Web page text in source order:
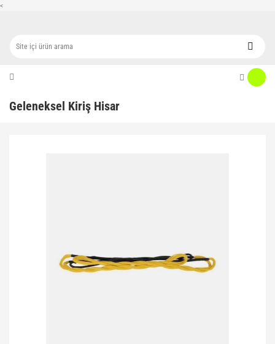
<
Geleneksel Kiriş Hisar